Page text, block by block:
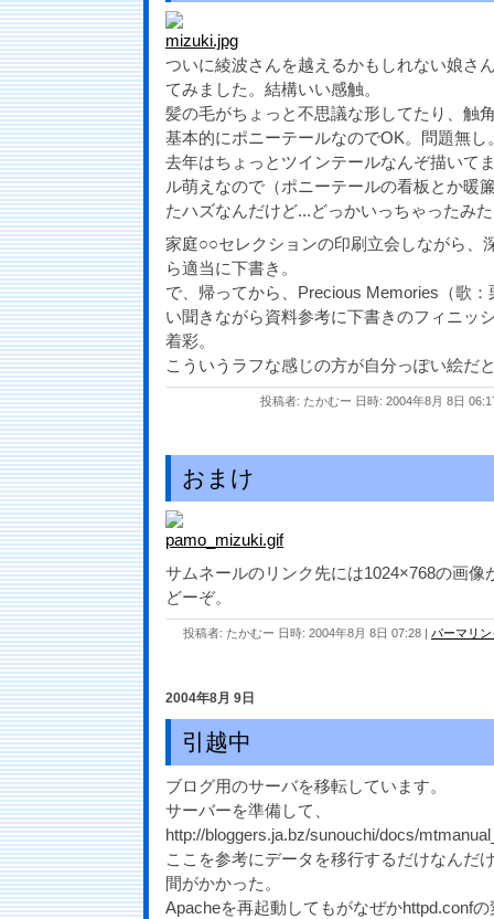
ついに綾波さんを越えるかもしれない娘さ
てみました。結構いい感触。
髪の毛がちょっと不思議な形してたり、触
基本的にポニーテールなのでOK。問題無し
去年はちょっとツインテールなんぞ描いて
ル萌えなので（ポニーテールの看板とか暖
たハズなんだけど...どっかいっちゃったみ
家庭○○セレクションの印刷立会しながら、
ら適当に下書き。
で、帰ってから、Precious Memories（歌
い聞きながら資料参考に下書きのフィニッ
着彩。
こういうラフな感じの方が自分っぽい絵だ
投稿者: たかむー 日時: 2004年8月 8日
おまけ
サムネールのリンク先には1024×768の画像
どーぞ。
投稿者: たかむー 日時: 2004年8月 8日 07:28 | パーマリン
2004年8月 9日
引越中
ブログ用のサーバを移転しています。
サーバーを準備して、
http://bloggers.ja.bz/sunouchi/docs/
ここを参考にデータを移行するだけなんだ
間がかかった。
Apacheを再起動してもがなぜかhttpd.conf